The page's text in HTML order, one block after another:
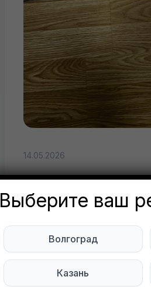
14.05.2026
Отдам две
Синяя —
Evgenia Zharova
Выберите ваш
Волгоград
Казань